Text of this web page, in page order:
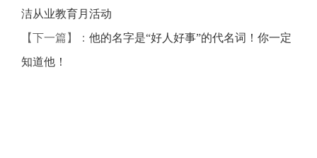
洁从业教育月活动
【下一篇】： 他的名字是“好人好事”的代名词！你一定
知道他！